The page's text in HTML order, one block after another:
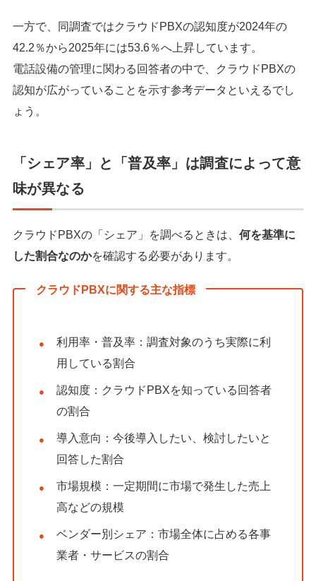
一方で、同調査ではクラウドPBXの認知度が2024年の
42.2％から2025年には53.6％へ上昇しています。
電話設備の管理に関わる回答者の中で、クラウドPBXの
認知が広がっていることを示す参考データといえるでし
ょう。
「シェア率」と「普及率」は調査によって意
味が異なる
クラウドPBXの「シェア」を調べるときは、 何を基準に
した割合なのかを確認する必要があります。
クラウドPBXに関する主な指標
利用率・普及率：調査対象のうち実際に利
用している割合
認知度：クラウドPBXを知っている回答者
の割合
導入意向：今後導入したい、検討したいと
回答した割合
市場規模：一定期間に市場で発生した売上
高などの規模
ベンダー別シェア：市場全体に占める各事
業者・サービスの割合